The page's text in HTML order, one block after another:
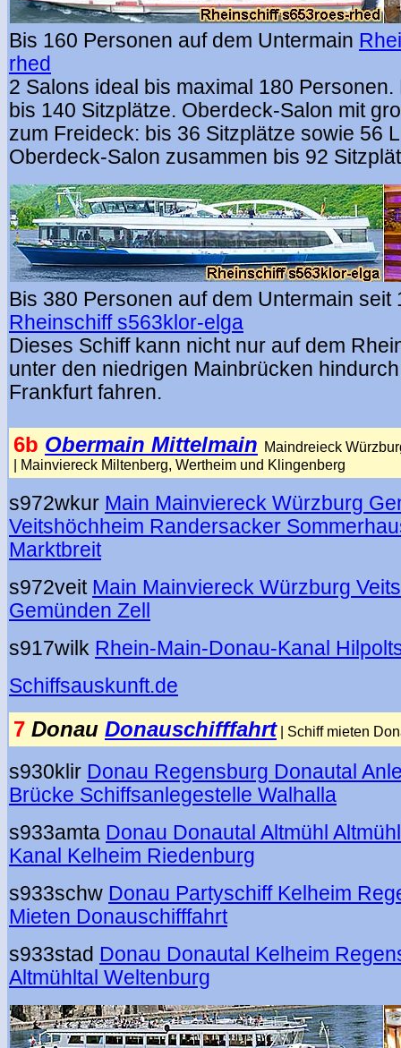
Bis 160 Personen auf dem Untermain
rhed
2 Salons ideal bis maximal 180
bis 140 Sitzplätze. Oberdeck-Salon mit
zum Freideck: bis 36 Sitzplätze sowie 56
Oberdeck-Salon zusammen bis 92
Bis 380 Personen auf dem Untermain seit
Rheinschiff s563klor-elga
Dieses Schiff kann nicht nur auf dem
unter den niedrigen Mainbrücken
Frankfurt fahren.
6b Obermain Mittelmain Maindreieck
| Mainviereck Miltenberg, Wertheim und Klingenberg
s972wkur Main Mainviereck Würzburg
Veitshöchheim Randersacker
Marktbreit
s972veit Main Mainviereck Würzburg
Gemünden Zell
s917wilk Rhein-Main-Donau-Kanal
Schiffsauskunft.de
7 Donau Donauschifffahrt | Schiff mieten
s930klir Donau Regensburg Donautal
Brücke Schiffsanlegestelle Walhalla
s933amta Donau Donautal Altmühl
Kanal Kelheim Riedenburg
s933schw Donau Partyschiff Kelheim
Mieten Donauschifffahrt
s933stad Donau Donautal Kelheim
Altmühltal Weltenburg